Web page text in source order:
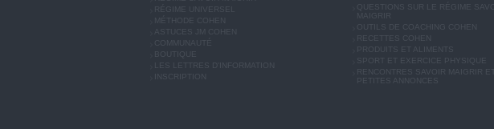
RÉGIME UNIVERSEL
ASTUCES JM COHEN
COMMUNAUTÉ
LES LETTRES D'INFORMATION
INSCRIPTION
QUESTIONS SUR LE RÉGIME
MAIGRIR
OUTILS DE COACHING COHEN
RECETTES COHEN
PRODUITS ET ALIMENTS
SPORT ET EXERCICE PHYSIQUE
RENCONTRES SAVOIR MAIGRIR ET
PETITES ANNONCES